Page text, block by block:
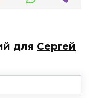
для Сергей